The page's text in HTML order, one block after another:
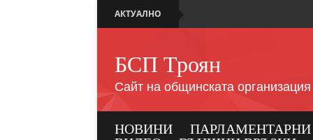
АКТУАЛНО
БСП Троян
Сайт на общинската организация
НОВИНИ ПАРЛАМЕНТАРНИ